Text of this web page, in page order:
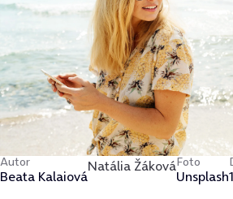
Autor
Beata Kalaiová
Natália ŽákováFoto
Unsplash